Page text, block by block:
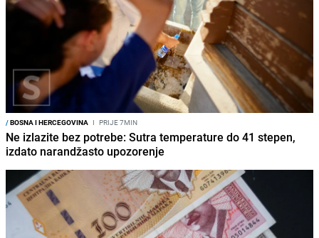
/BOSNA I HERCEGOVINA I PRIJE 7MIN
Ne izlazite bez potrebe: Sutra temperature do 41 stepen,
izdato narandžasto upozorenje